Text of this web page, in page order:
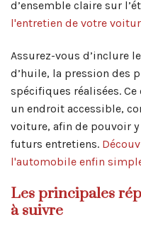
d’ensemble claire sur
l'entretien de votre
Assurez-vous d’inclure
d’huile, la pression des
spécifiques réalisées.
un endroit accessible,
voiture, afin de pouvoir
futurs entretiens.
l'automobile enfin
Les principales
à suivre